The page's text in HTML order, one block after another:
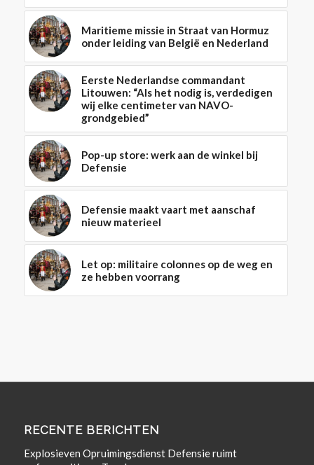
Maritieme missie in Straat van Hormuz
onder leiding van België en Nederland
Eerste Nederlandse commandant
Litouwen: “Als het nodig is, verdedigen
wij elke centimeter van NAVO-
grondgebied”
Pop-up store: werk aan de winkel bij
Defensie
Defensie maakt vaart met aanschaf
nieuw materieel
Let op: militaire colonnes op de weg en
ze hebben voorrang
RECENTE BERICHTEN
Explosieven Opruimingsdienst Defensie ruimt